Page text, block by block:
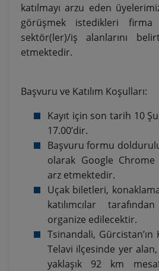
katılmayı arzu eden
görüşmek istedikleri firma
sektör(ler)/iş alanlarını
etmektedir.
Başvuru ve Katılım Koşulları:
Kayıt için son tarih 10
17.00’dir.
Başvuru formu
olarak Google Chrome
arz etmektedir.
Uçak biletleri,
katılımcılar
organize edilecektir.
Tsinandali,
Telavi ilçesinde yer
yaklaşık 92 km